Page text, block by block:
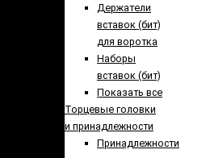
Держатели
вставок (бит)
для воротка
Наборы
вставок (бит)
Показать все
Торцевые головки
и принадлежности
Принадлежности